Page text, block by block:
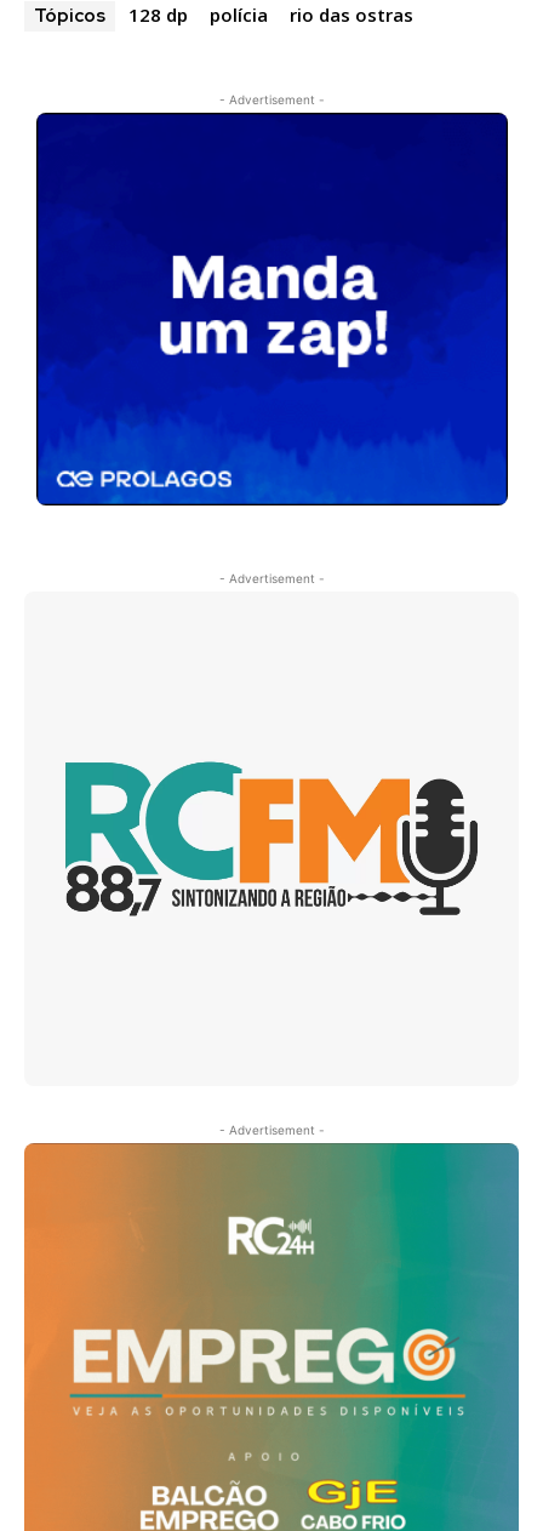
Tópicos 128 dp polícia rio das ostras
- Advertisement -
- Advertisement -
- Advertisement -